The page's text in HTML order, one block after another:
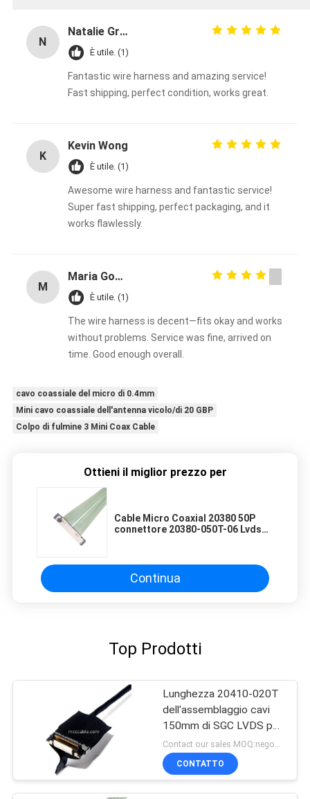
N
Natalie Green
È utile. (1)
Fantastic wire harness and amazing service!
Fast shipping, perfect condition, works great.
K
Kevin Wong
È utile. (1)
Awesome wire harness and fantastic service!
Super fast shipping, perfect packaging, and it
works flawlessly.
M
Maria Gonzalez
È utile. (1)
The wire harness is decent—fits okay and works
without problems. Service was fine, arrived on
time. Good enough overall.
cavo coassiale del micro di 0.4mm
Mini cavo coassiale dell'antenna vicolo/di 20 GBP
Colpo di fulmine 3 Mini Coax Cable
Ottieni il miglior prezzo per
Cable Micro Coaxial 20380 50P
connettore 20380-050T-06 Lvds
Continua
Top Prodotti
Lunghezza 20410-020T
dell'assemblaggio cavi
150mm di SGC LVDS per
lo schermo LCD
Contact our sales MOQ:negoziabile
CONTATTO